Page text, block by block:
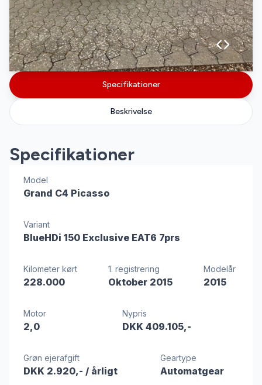
Specifikationer
Beskrivelse
Specifikationer
Model
Grand C4 Picasso
Variant
BlueHDi 150 Exclusive EAT6 7prs
Kilometer kørt
228.000
1. registrering
Oktober 2015
Modelår
2015
Motor
2,0
Nypris
DKK 409.105,-
Grøn ejerafgift
DKK 2.920,- / årligt
Geartype
Automatgear